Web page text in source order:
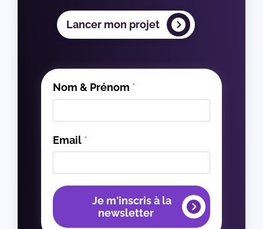
Lancer mon projet
Nom & Prénom *
Email *
Je m'inscris à la
newsletter